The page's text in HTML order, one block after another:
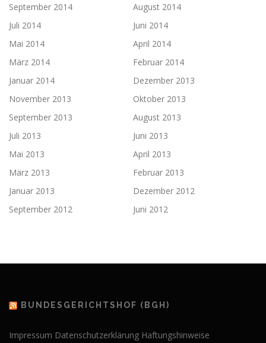
September 2014
August 2014
Juli 2014
Juni 2014
Mai 2014
April 2014
März 2014
Februar 2014
Januar 2014
Dezember 2013
November 2013
Oktober 2013
September 2013
August 2013
Juli 2013
Juni 2013
Mai 2013
April 2013
März 2013
Februar 2013
Januar 2013
Dezember 2012
September 2012
Juni 2012
BUNDESGERICHTSHOF (BGH)
Impressum Datenschutzerklärung Haftungshinweise